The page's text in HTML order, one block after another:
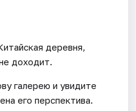
деревня,
доходит.
галерею и увидите
его перспектива.